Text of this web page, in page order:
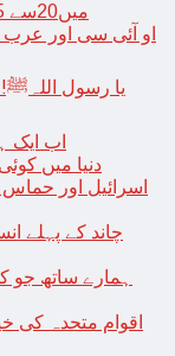
میں20سے 25ارب ڈالرز کی سرمایہ کاری کا اعلان
او آئی سی اور
اب ایک ہی
دنیا میں
اسرائیل اور حماس
ہمارے ساتھ جو
اقوام متحدہ کی